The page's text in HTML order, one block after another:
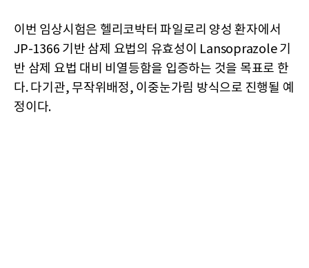
이번 임상시험은 헬리코박터 파일로리 양성 환자에서
JP-1366 기반 삼제 요법의 유효성이 Lansoprazole 기
반 삼제 요법 대비 비열등함을 입증하는 것을 목표로 한
다. 다기관, 무작위배정, 이중눈가림 방식으로 진행될 예
정이다.